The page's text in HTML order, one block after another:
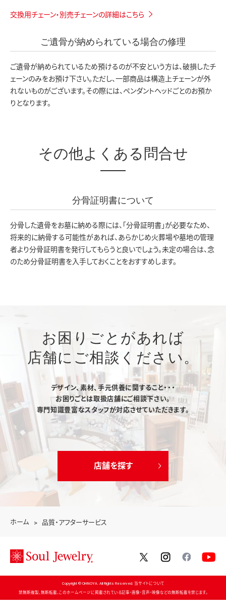
ホーム 品質・アフターサービス
交換用チェーン・別売チェーンの詳細はこちら
ご遺骨が納められている場合の修理
ご遺骨が納められているため預けるのが不安という方は、破損したチ
ェーンのみをお預け下さい。ただし、一部商品は構造上チェーンが外
れないものがございます。その際には、ペンダントヘッドごとのお預か
りとなります。
その他よくある問合せ
分骨証明書について
分骨した遺骨をお墓に納める際には、「分骨証明書」が必要なため、
将来的に納骨する可能性があれば、あらかじめ火葬場や墓地の管理
者より分骨証明書を発行してもらうと良いでしょう。未定の場合は、念
のため分骨証明書を入手しておくことをおすすめします。
お困りごとがあれば
店舗にご相談ください。
デザイン、素材、手元供養に関すること・・・
お困りごとは取扱店舗にご相談下さい。
専門知識豊富なスタッフが対応させていただきます。
店舗を探す
twitterinstagram
Copyright © OHNOYA. All Rights Reserved. 当サイトについて
禁無断複製、無断転載、このホームページに掲載されている記事・画像・音声・映像などの無断転載を禁じます。